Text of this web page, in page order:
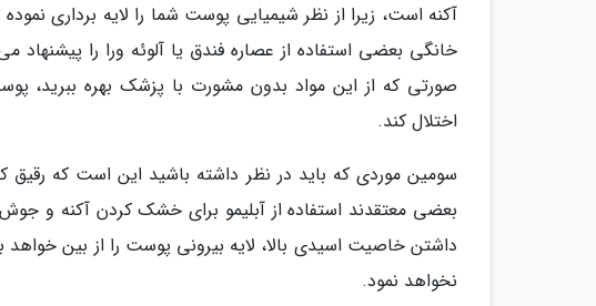
آکنه است، زیرا از نظر شیمیایی پوست شما را لایه برداری
خانگی بعضی استفاده از عصاره فندق یا آلوئه ورا را
صورتی که از این مواد بدون مشورت با پزشک بهره
اختلال کند.
سومین موردی که باید در نظر داشته باشید این است که رقیق
بعضی معتقدند استفاده از آبلیمو برای خشک کردن آکنه و
داشتن خاصیت اسیدی بالا، لایه بیرونی پوست را از بین
نخواهد نمود.